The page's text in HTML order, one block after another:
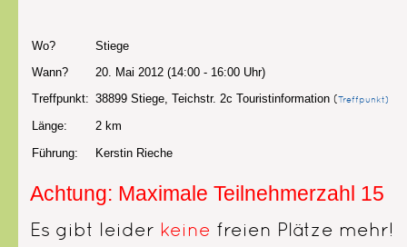
Wo?
Stiege
Wann?
20. Mai 2012 (14:00 - 16:00 Uhr)
Treffpunkt: 38899 Stiege, Teichstr. 2c Touristinformation (Treffpunkt)
Länge:
2 km
Führung:
Kerstin Rieche
Achtung: Maximale Teilnehmerzahl 15
Es gibt leider keine freien Plätze mehr!